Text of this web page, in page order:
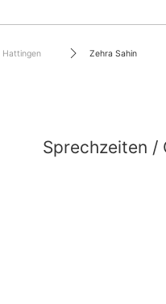
Hattingen Zehra Sahin
Sprechzeiten /